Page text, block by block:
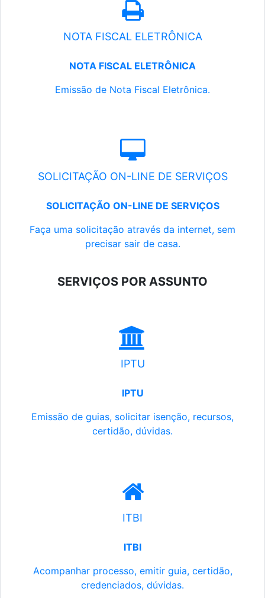
NOTA FISCAL ELETRÔNICA
NOTA FISCAL ELETRÔNICA
Emissão de Nota Fiscal Eletrônica.
SOLICITAÇÃO ON-LINE DE SERVIÇOS
SOLICITAÇÃO ON-LINE DE SERVIÇOS
Faça uma solicitação através da internet, sem
precisar sair de casa.
SERVIÇOS POR ASSUNTO
IPTU
IPTU
Emissão de guias, solicitar isenção, recursos,
certidão, dúvidas.
ITBI
ITBI
Acompanhar processo, emitir guia, certidão,
credenciados, dúvidas.